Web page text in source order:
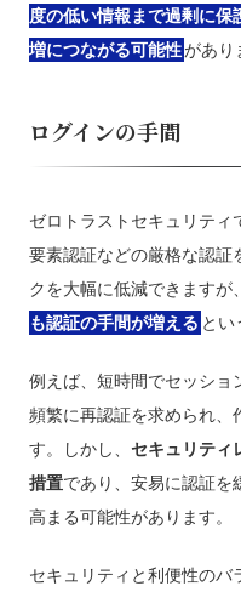
度の低い情報まで過剰に保
増につながる可能性があり
ログインの手間
ゼロトラストセキュリティ
要素認証などの厳格な認証
クを大幅に低減できますが
も認証の手間が増える とい
例えば、短時間でセッショ
頻繁に再認証を求められ、
す。しかし、 セキュリティ
措置であり、安易に認証を
高まる可能性があります。
セキュリティと利便性のバ